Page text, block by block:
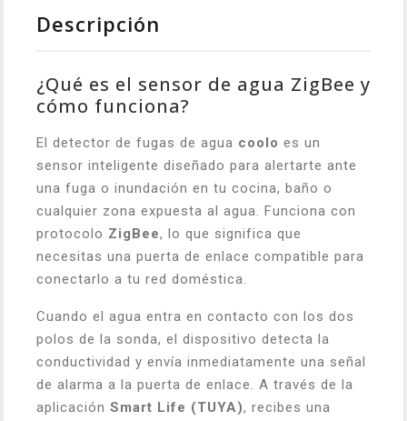
Descripción
¿Qué es el sensor de agua ZigBee y
cómo funciona?
El detector de fugas de agua coolo es un
sensor inteligente diseñado para alertarte ante
una fuga o inundación en tu cocina, baño o
cualquier zona expuesta al agua. Funciona con
protocolo ZigBee, lo que significa que
necesitas una puerta de enlace compatible para
conectarlo a tu red doméstica.
Cuando el agua entra en contacto con los dos
polos de la sonda, el dispositivo detecta la
conductividad y envía inmediatamente una señal
de alarma a la puerta de enlace. A través de la
aplicación Smart Life (TUYA), recibes una